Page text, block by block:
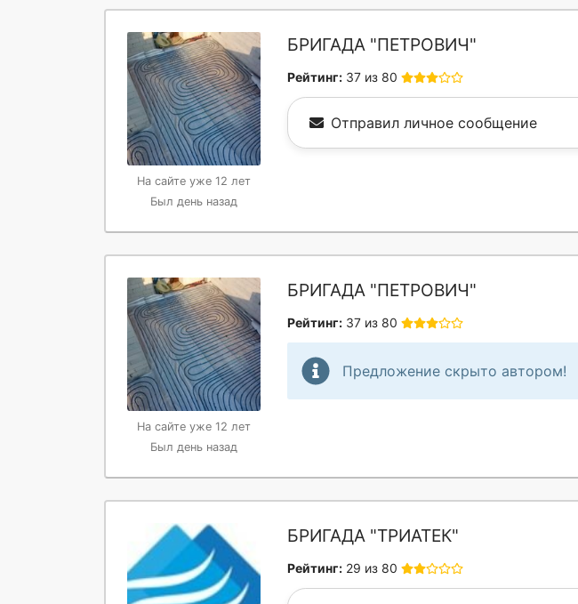
На сайте уже 12 лет
Был день назад
БРИГАДА "ПЕТРОВИЧ"
Рейтинг: 37 из 80
Отправил личное сообщение
На сайте уже 12 лет
Был день назад
БРИГАДА "ПЕТРОВИЧ"
Рейтинг: 37 из 80
Предложение скрыто автором!
БРИГАДА "ТРИАТЕК"
Рейтинг: 29 из 80